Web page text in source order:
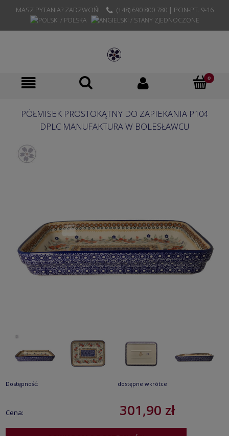
MASZ PYTANIA? ZADZWOŃ! (+48) 690 800 780 | PON-PT. 9-16
PÓŁMISEK PROSTOKĄTNY DO ZAPIEKANIA P104
DPLC MANUFAKTURA W BOLESŁAWCU
Dostępność: dostępne wkrótce
Cena: 301,90 zł